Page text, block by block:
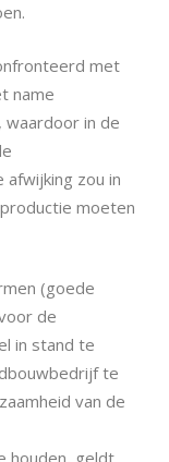
met
name
in de
afwijking zou in
moeten
(goede
de
in stand te
te
van de